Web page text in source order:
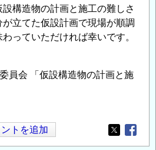
構造物の計画と施工の難しさ
立てた仮設計画で現場が順調
っていただければ幸いです。
員会 「仮設構造物の計画と施
トを追加
Opens in